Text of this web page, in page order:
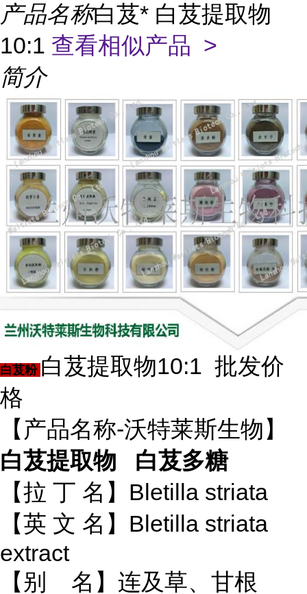
产品名称白芨* 白芨提取物
10:1 查看相似产品 >
简介
白芨粉 白芨提取物10:1 批发价
格
【产品名称-沃特莱斯生物】
白芨提取物 白芨多糖
【拉 丁 名】Bletilla striata
【英 文 名】Bletilla striata
extract
【别 名】连及草、甘根